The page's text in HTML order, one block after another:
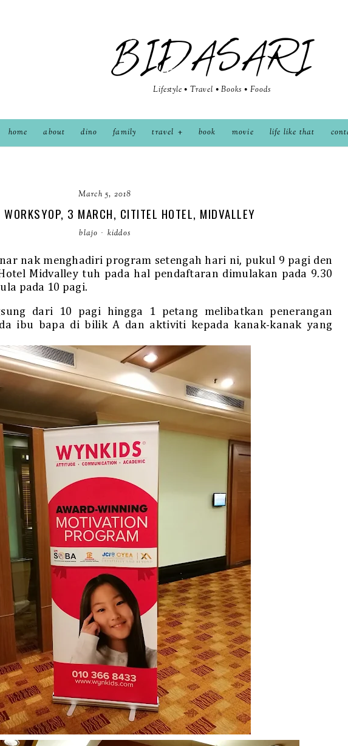
BIDASARI
Lifestyle • Travel • Books • Foods
home about dino family travel book movie life like that
March 5, 2018
3 MARCH, CITITEL HOTEL, MIDVALLEY
blajo · kiddos
nak menghadiri program setengah hari ni, pukul 9 pagi den
Midvalley tuh pada hal pendaftaran dimulakan pada 9.30
pada 10 pagi.
dari 10 pagi hingga 1 petang melibatkan penerangan
ibu bapa di bilik A dan aktiviti kepada kanak-kanak yang